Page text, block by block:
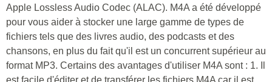
Apple Lossless Audio Codec (ALAC). M4A a été développé
pour vous aider à stocker une large gamme de types de
fichiers tels que des livres audio, des podcasts et des
chansons, en plus du fait qu'il est un concurrent supérieur au
format MP3. Certains des avantages d'utiliser M4A sont : 1. Il
est facile d'éditer et de transférer les fichiers M4A car il est